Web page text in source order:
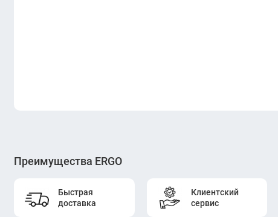
Преимущества ERGO
Быстрая
доставка
Клиентский
сервис